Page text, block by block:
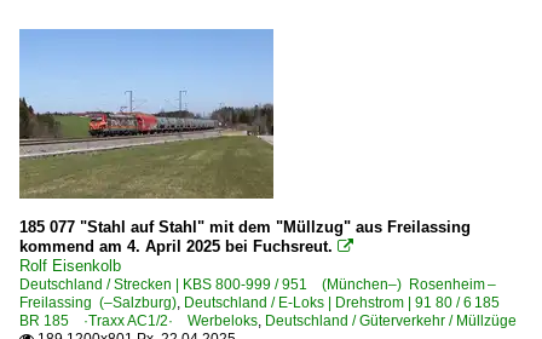
185 077 "Stahl auf Stahl" mit dem "Müllzug" aus Freilassing
kommend am 4. April 2025 bei Fuchsreut. 
Rolf Eisenkolb
Deutschland / Strecken | KBS 800-999 / 951 (München–) Rosenheim –
Freilassing (–Salzburg), Deutschland / E-Loks | Drehstrom | 91 80 / 6 185
BR 185 ·Traxx AC1/2· Werbeloks, Deutschland / Güterverkehr / Müllzüge